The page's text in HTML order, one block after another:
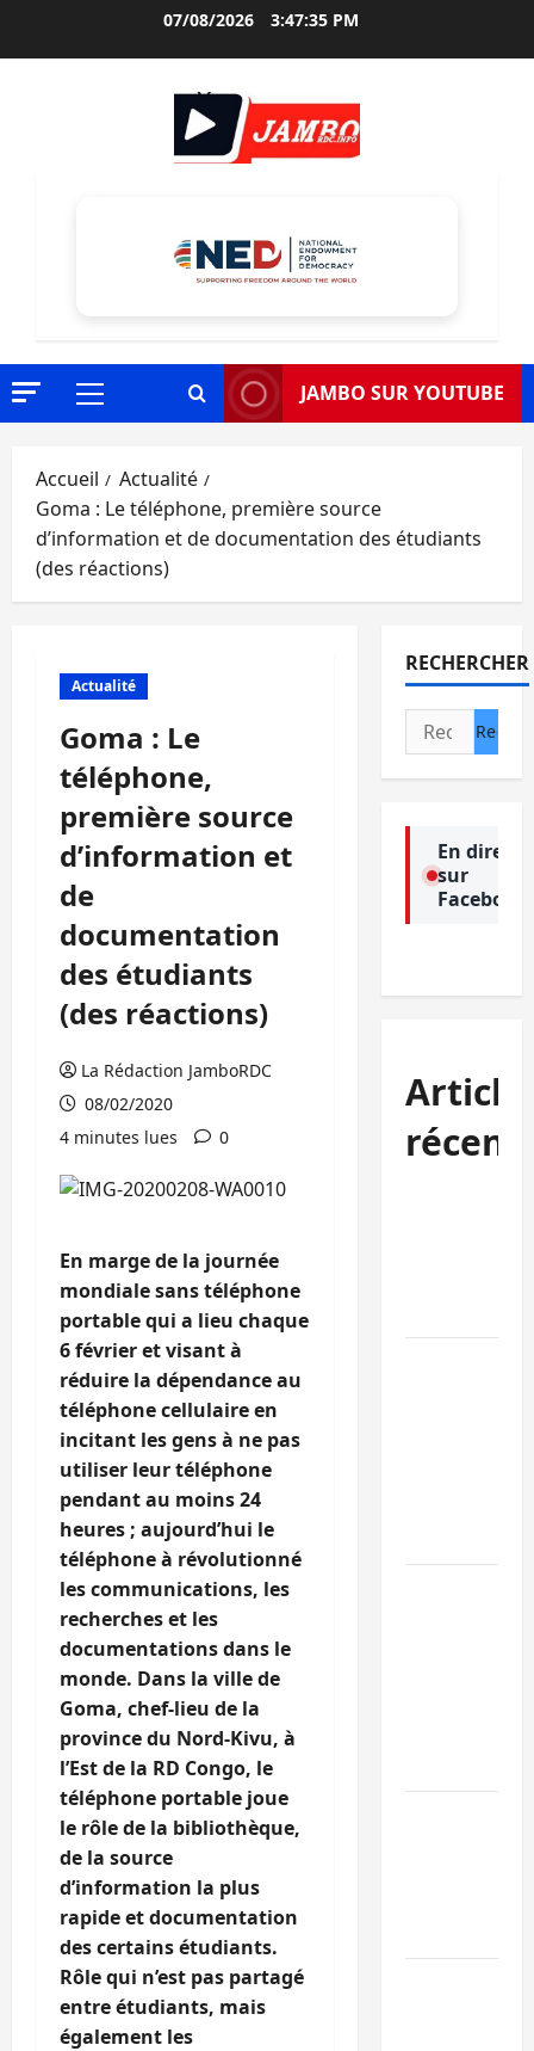
07/08/2026 3:47:37 PM
Menu
JAMBO SUR YOUTUBE
Accueil
Actualité
Goma : Le téléphone, première source
d’information et de documentation des étudiants
(des réactions)
Actualité
Goma : Le
téléphone,
première source
d’information et
de
documentation
des étudiants
(des réactions)
La Rédaction JamboRDC
08/02/2020
4 minutes lues
0
En marge de la journée
mondiale sans téléphone
portable qui a lieu chaque
6 février et visant à
réduire la dépendance au
téléphone cellulaire en
incitant les gens à ne pas
utiliser leur téléphone
pendant au moins 24
heures ; aujourd’hui le
téléphone à révolutionné
les communications, les
recherches et les
documentations dans le
monde. Dans la ville de
Goma, chef-lieu de la
province du Nord-Kivu, à
l’Est de la RD Congo, le
téléphone portable joue
le rôle de la bibliothèque,
de la source
d’information la plus
rapide et documentation
des certains étudiants.
Rôle qui n’est pas partagé
entre étudiants, mais
également les
RECHERCHER
Rechercher :
En direct
sur
Facebook